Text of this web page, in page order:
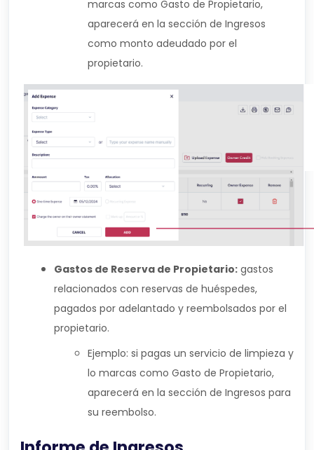
marcas como Gasto de Propietario,
aparecerá en la sección de Ingresos
como monto adeudado por el
propietario.
Gastos de Reserva de Propietario: gastos
relacionados con reservas de huéspedes,
pagados por adelantado y reembolsados por el
propietario.
Ejemplo: si pagas un servicio de limpieza y
lo marcas como Gasto de Propietario,
aparecerá en la sección de Ingresos para
su reembolso.